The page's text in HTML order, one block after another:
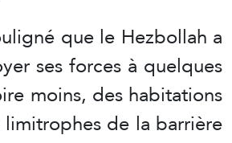
que le Hezbollah a
ses forces à quelques
moins, des habitations
de la barrière